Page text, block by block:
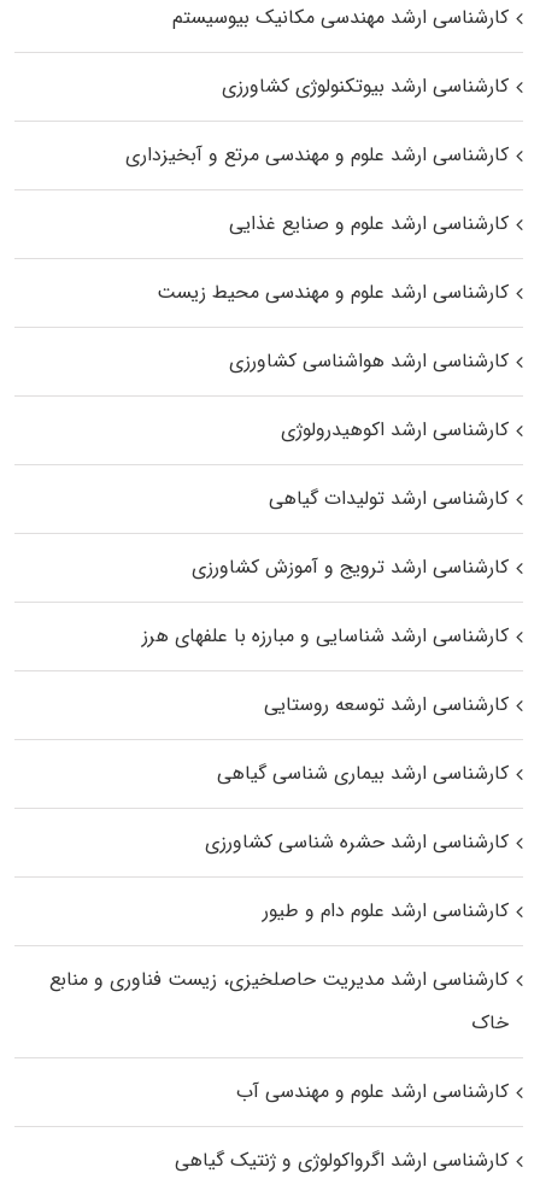
کارشناسی ارشد مهندسی مکانیک بیوسیستم
کارشناسی ارشد بیوتکنولوژی کشاورزی
کارشناسی ارشد علوم و مهندسی مرتع و آبخیزداری
کارشناسی ارشد علوم و صنایع غذایی
کارشناسی ارشد علوم و مهندسی محیط زیست
کارشناسی ارشد هواشناسی کشاورزی
کارشناسی ارشد اکوهیدرولوژی
کارشناسی ارشد تولیدات گیاهی
کارشناسی ارشد ترویج و آموزش کشاورزی
کارشناسی ارشد شناسایی و مبارزه با علفهای هرز
کارشناسی ارشد توسعه روستایی
کارشناسی ارشد بیماری‌ شناسی گیاهی
کارشناسی ارشد حشره‌ شناسی کشاورزی
کارشناسی ارشد علوم دام و طیور
کارشناسی ارشد مدیریت حاصلخیزی، زیست فناوری و منابع
خاک
کارشناسی ارشد علوم و مهندسی آب
کارشناسی ارشد اگرواکولوژی و ژنتیک گیاهی